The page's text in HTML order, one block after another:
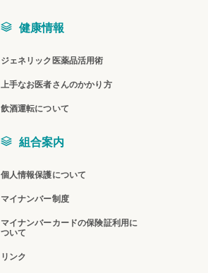
健康情報
ジェネリック医薬品活用術
上手なお医者さんのかかり方
飲酒運転について
組合案内
個人情報保護について
マイナンバー制度
マイナンバーカードの保険証利用に
ついて
リンク